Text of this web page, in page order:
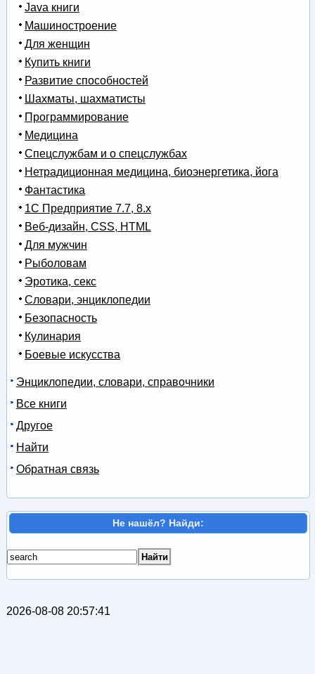
Java книги
Машиностроение
Для женщин
Купить книги
Развитие способностей
Шахматы, шахматисты
Программирование
Медицина
Спецслужбам и о спецслужбах
Нетрадиционная медицина, биоэнергетика, йога
Фантастика
1С Предприятие 7.7, 8.x
Веб-дизайн, CSS, HTML
Для мужчин
Рыболовам
Эротика, секс
Словари, энциклопедии
Безопасность
Кулинария
Боевые искусства
Энциклопедии, словари, справочники
Все книги
Другое
Найти
Обратная связь
Не нашёл? Найди:
2026-08-08 20:57:41